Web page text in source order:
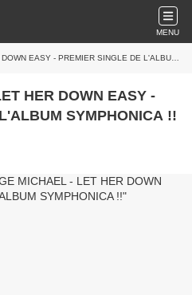
MENU
- PREMIER SINGLE DE L'ALBUM SYMPHONICA !!
HER DOWN EASY -
SYMPHONICA !!